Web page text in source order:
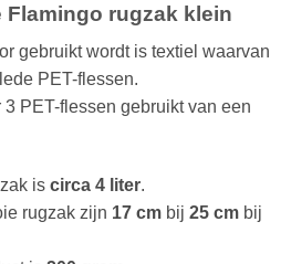
Flamingo rugzak klein
gebruikt wordt is textiel waarvan
PET-flessen.
PET-flessen gebruikt van een
is circa 4 liter.
rugzak zijn 17 cm bij 25 cm bij